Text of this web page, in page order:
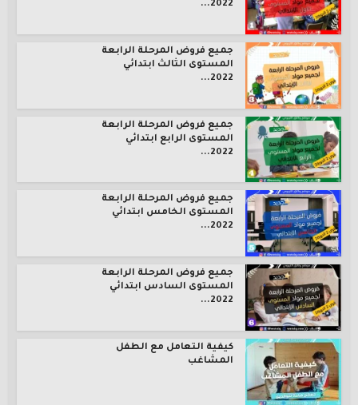
2022...
جميع فروض المرحلة الرابعة
المستوى الثالث ابتدائي
2022...
جميع فروض المرحلة الرابعة
المستوى الرابع ابتدائي
2022...
جميع فروض المرحلة الرابعة
المستوى الخامس ابتدائي
2022...
جميع فروض المرحلة الرابعة
المستوى السادس ابتدائي
2022...
كيفية التعامل مع الطفل
المشاغب